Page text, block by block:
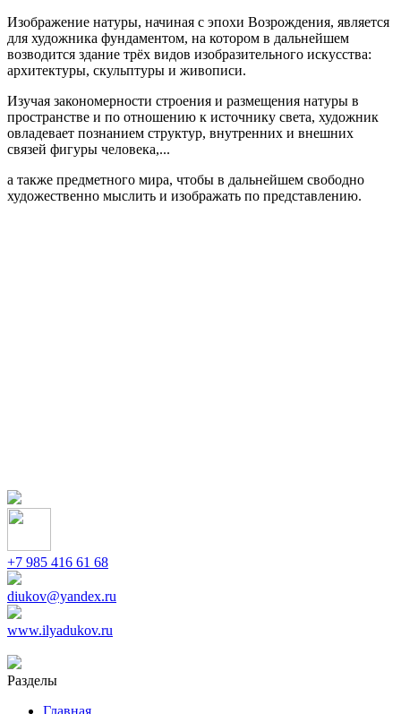
Изображение натуры, начиная с эпохи Возрождения, является
для художника фундаментом, на котором в дальнейшем
возводится здание трёх видов изобразительного искусства:
архитектуры, скульптуры и живописи.
Изучая закономерности строения и размещения натуры в
пространстве и по отношению к источнику света, художник
овладевает познанием структур, внутренних и внешних
связей фигуры человека,...
а также предметного мира, чтобы в дальнейшем свободно
художественно мыслить и изображать по представлению.
+7 985 416 61 68
diukov@yandex.ru
www.ilyadukov.ru
Разделы
Главная